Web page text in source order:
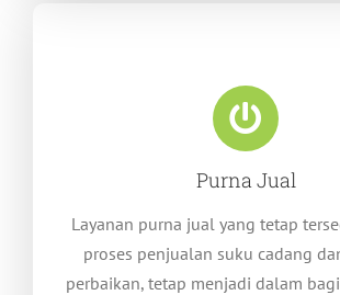
Purna Jual
Layanan purna jual yang tetap
proses penjualan suku cadang
perbaikan, tetap menjadi dalam